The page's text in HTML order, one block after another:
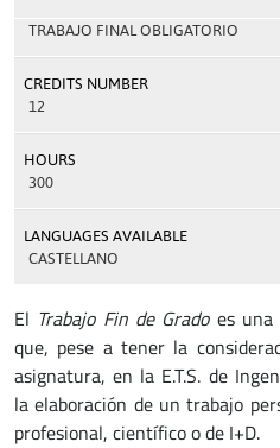
TRABAJO FINAL OBLIGATORIO
CREDITS NUMBER
12
HOURS
300
LANGUAGES AVAILABLE
CASTELLANO
El Trabajo Fin de Grado es una
que, pese a tener la
asignatura, en la E.T.S. de
la elaboración de un trabajo
profesional, científico o de I+D.